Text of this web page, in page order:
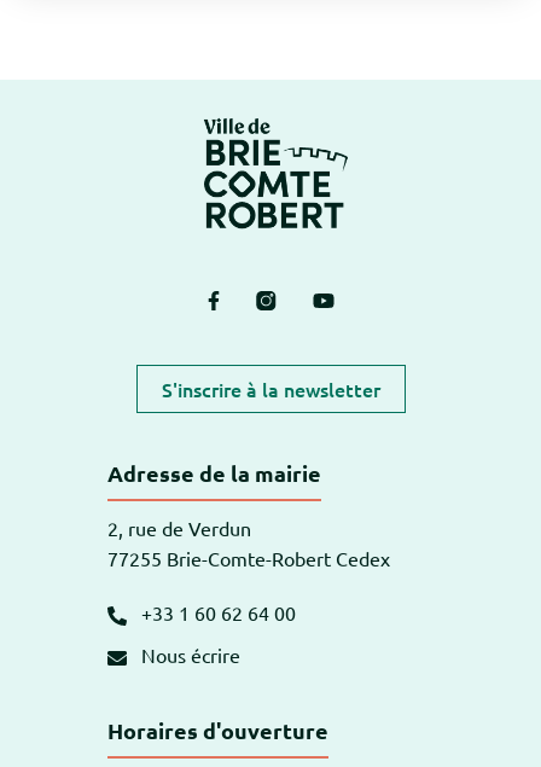
Lien vers le compte Facebook
Lien vers le compte Instagram
Lien vers la chaîne
S'inscrire à la newsletter
Adresse de la mairie
2, rue de Verdun
77255 Brie-Comte-Robert Cedex
+33 1 60 62 64 00
Nous écrire
Horaires d'ouverture